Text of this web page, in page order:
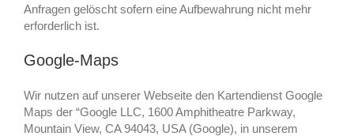
Anfragen gelöscht sofern eine Aufbewahrung nicht mehr
erforderlich ist.
Google-Maps
Wir nutzen auf unserer Webseite den Kartendienst Google
Maps der “Google LLC, 1600 Amphitheatre Parkway,
Mountain View, CA 94043, USA (Google), in unserem